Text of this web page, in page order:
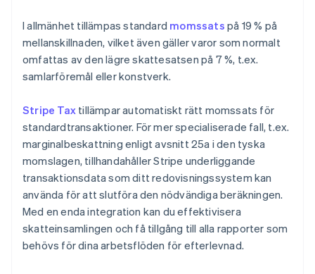
I allmänhet tillämpas standard momssats på 19 % på
mellanskillnaden, vilket även gäller varor som normalt
omfattas av den lägre skattesatsen på 7 %, t.ex.
samlarföremål eller konstverk.
Stripe Tax tillämpar automatiskt rätt momssats för
standardtransaktioner. För mer specialiserade fall, t.ex.
marginalbeskattning enligt avsnitt 25a i den tyska
momslagen, tillhandahåller Stripe underliggande
transaktionsdata som ditt redovisningssystem kan
använda för att slutföra den nödvändiga beräkningen.
Med en enda integration kan du effektivisera
skatteinsamlingen och få tillgång till alla rapporter som
behövs för dina arbetsflöden för efterlevnad.